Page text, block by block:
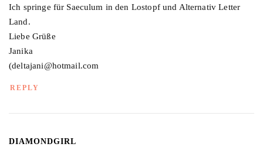
Ich springe für Saeculum in den Lostopf und Alternativ Letter
Land.
Liebe Grüße
Janika
(deltajani@hotmail.com
REPLY
DIAMONDGIRL